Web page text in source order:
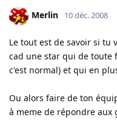
Merlin 10 déc. 2008
Le tout est de savoir si tu
cad une star qui de toute
c'est normal) et qui en
Ou alors faire de ton
à meme de répondre aux